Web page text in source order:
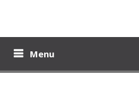
おりーのビジブロ！
Menu